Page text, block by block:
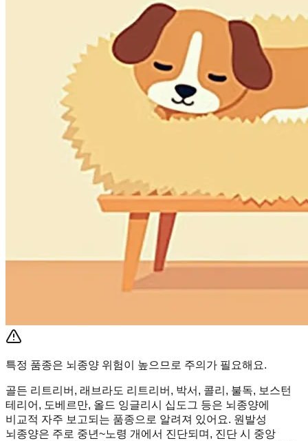
특정 품종은 뇌종양 위험이 높으므로 주의가 필요해요.
골든 리트리버, 래브라도 리트리버, 박서, 콜리, 불독, 보스턴
테리어, 도베르만, 올드 잉글리시 십도그 등은 뇌종양에
비교적 자주 보고되는 품종으로 알려져 있어요. 원발성
뇌종양은 주로 중년~노령 개에서 진단되며, 진단 시 중앙